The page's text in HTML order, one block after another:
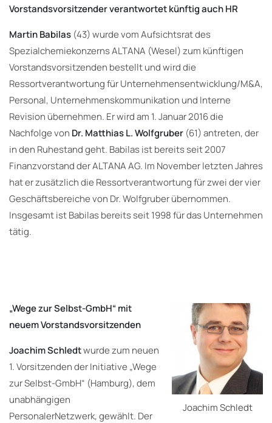
Vorstandsvorsitzender verantwortet künftig auch HR
Martin Babilas (43) wurde vom Aufsichtsrat des
Spezialchemiekonzerns ALTANA (Wesel) zum künftigen
Vorstandsvorsitzenden bestellt und wird die
Ressortverantwortung für Unternehmensentwicklung/M&A,
Personal, Unternehmenskommunikation und Interne
Revision übernehmen. Er wird am 1. Januar 2016 die
Nachfolge von Dr. Matthias L. Wolfgruber (61) antreten, der
in den Ruhestand geht. Babilas ist bereits seit 2007
Finanzvorstand der ALTANA AG. Im November letzten Jahres
hat er zusätzlich die Ressortverantwortung für zwei der vier
Geschäftsbereiche von Dr. Wolfgruber übernommen.
Insgesamt ist Babilas bereits seit 1998 für das Unternehmen
tätig.
Joachim Schledt
„Wege zur Selbst-GmbH“ mit
neuem Vorstandsvorsitzenden
Joachim Schledtwurde zum neuen
1. Vorsitzenden der Initiative „Wege
zur Selbst-GmbH“ (Hamburg), dem
unabhängigen
PersonalerNetzwerk, gewählt. Der